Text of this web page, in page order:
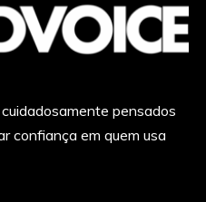
pensados
confiança em quem usa